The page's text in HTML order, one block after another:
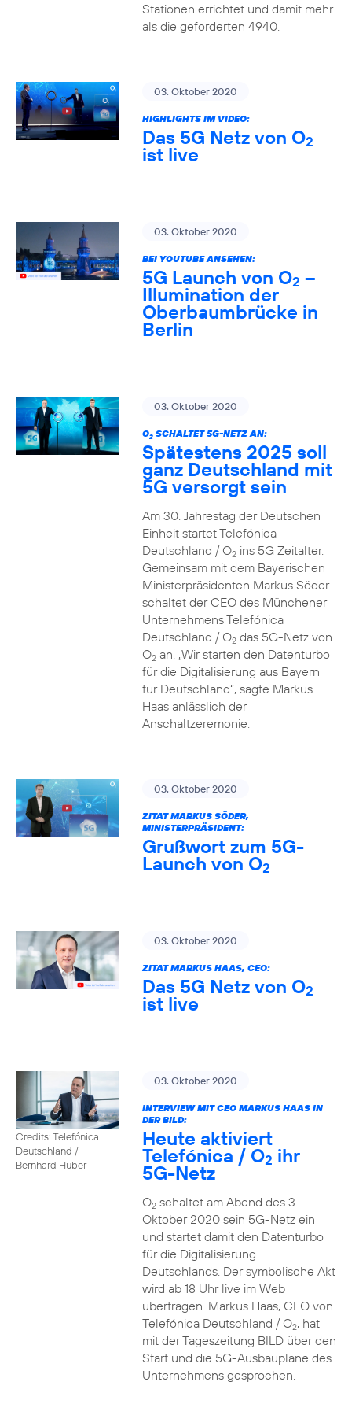
Stationen errichtet und damit mehr
als die geforderten 4940.
03. Oktober 2020
HIGHLIGHTS IM VIDEO:
Das 5G Netz von O2
ist live
03. Oktober 2020
BEI YOUTUBE ANSEHEN:
5G Launch von O2 –
Illumination der
Oberbaumbrücke in
Berlin
03. Oktober 2020
O2SCHALTET 5G-NETZ AN:
Spätestens 2025 soll
ganz Deutschland mit
5G versorgt sein
Am 30. Jahrestag der Deutschen
Einheit startet Telefónica
Deutschland / O2ins 5G Zeitalter.
Gemeinsam mit dem Bayerischen
Ministerpräsidenten Markus Söder
schaltet der CEO des Münchener
Unternehmens Telefónica
Deutschland / O2das 5G-Netz von
O2an. „Wir starten den Datenturbo
für die Digitalisierung aus Bayern
für Deutschland“, sagte Markus
Haas anlässlich der
Anschaltzeremonie.
03. Oktober 2020
ZITAT MARKUS SÖDER,
MINISTERPRÄSIDENT:
Grußwort zum 5G-
Launch von O2
03. Oktober 2020
ZITAT MARKUS HAAS, CEO:
Das 5G Netz von O2
ist live
Credits: Telefónica
Deutschland /
Bernhard Huber
03. Oktober 2020
INTERVIEW MIT CEO MARKUS HAAS IN
DER BILD:
Heute aktiviert
Telefónica / O2 ihr
5G-Netz
O2schaltet am Abend des 3.
Oktober 2020 sein 5G-Netz ein
und startet damit den Datenturbo
für die Digitalisierung
Deutschlands. Der symbolische Akt
wird ab 18 Uhr live im Web
übertragen. Markus Haas, CEO von
Telefónica Deutschland / O2, hat
mit der Tageszeitung BILD über den
Start und die 5G-Ausbaupläne des
Unternehmens gesprochen.